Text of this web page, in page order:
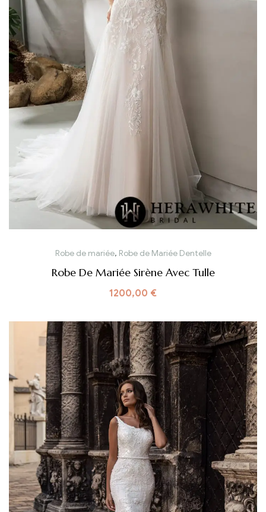
Robe de mariée, Robe de Mariée Dentelle
Robe De Mariée Sirène Avec Tulle
1200,00 €